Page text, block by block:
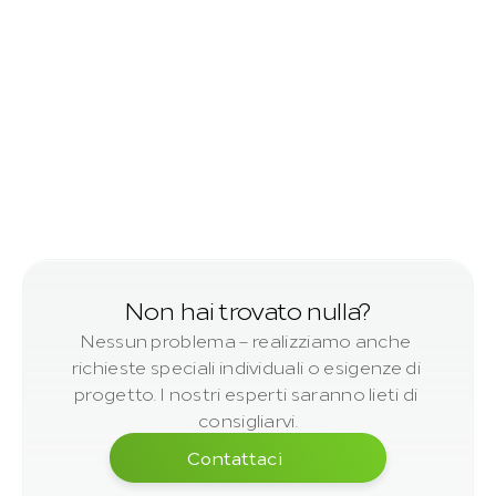
Non hai trovato nulla?
Nessun problema – realizziamo anche
richieste speciali individuali o esigenze di
progetto. I nostri esperti saranno lieti di
consigliarvi.
Contattaci